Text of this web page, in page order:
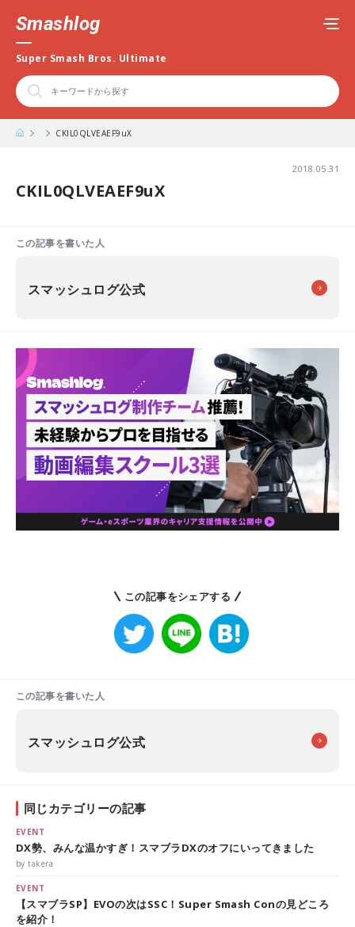
Smashlog
Super Smash Bros. Ultimate
CKIL0QLVEAEF9uX
2018.05.31
CKIL0QLVEAEF9uX
この記事を書いた人
スマッシュログ公式
この記事をシェアする
この記事を書いた人
スマッシュログ公式
同じカテゴリーの記事
EVENT
DX勢、みんな温かすぎ！スマブラDXのオフにいってきました
by takera
EVENT
【スマブラSP】EVOの次はSSC！Super Smash Conの見どころ
を紹介！